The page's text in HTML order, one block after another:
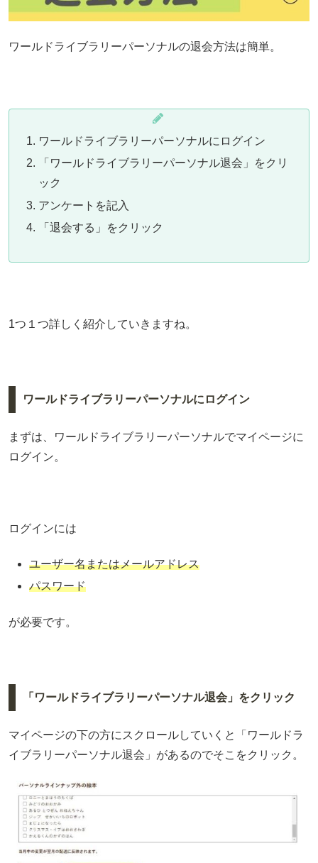
ワールドライブラリーパーソナルの退会方法は簡単。
ワールドライブラリーパーソナルにログイン
「ワールドライブラリーパーソナル退会」をクリ
ック
アンケートを記入
「退会する」をクリック
1つ１つ詳しく紹介していきますね。
ワールドライブラリーパーソナルにログイン
まずは、ワールドライブラリーパーソナルでマイページに
ログイン。
ログインには
ユーザー名またはメールアドレス
パスワード
が必要です。
「ワールドライブラリーパーソナル退会」をクリック
マイページの下の方にスクロールしていくと「ワールドラ
イブラリーパーソナル退会」があるのでそこをクリック。